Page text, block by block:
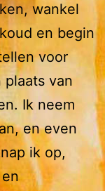
wankel
en begin
voor
van
Ik neem
en even
ik op,